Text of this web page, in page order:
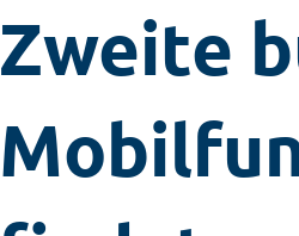
Zweite